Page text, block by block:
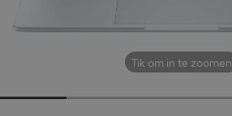
Tik om in te zoomen